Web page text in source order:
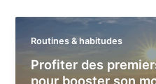
Routines & habitudes
Profiter des
pour booster son